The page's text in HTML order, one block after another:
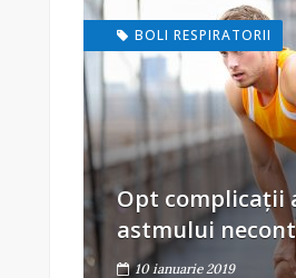
BOLI RESPIRATORII
Opt complicații
astmului
10 ianuarie 2019